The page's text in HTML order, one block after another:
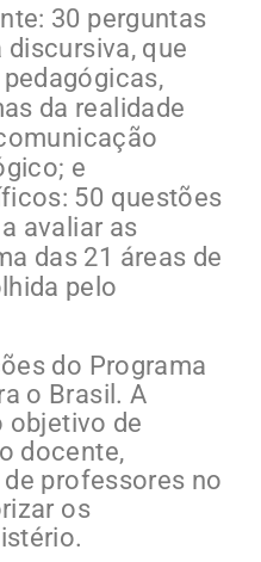
30 perguntas
que
da realidade
e
50 questões
avaliar as
das 21 áreas de
pelo
do Programa
o Brasil. A
objetivo de
docente,
professores no
os